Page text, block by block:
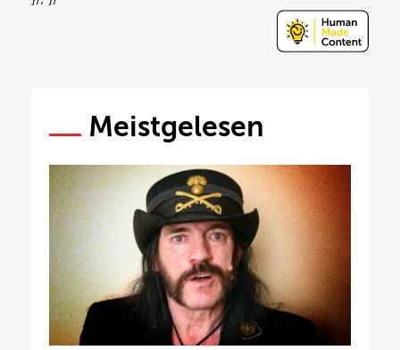
Meistgelesen